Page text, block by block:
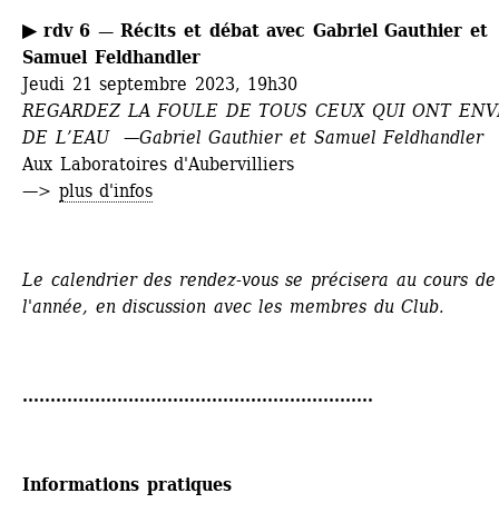
▶ rdv 6 — Récits et débat avec Gabriel Gauthier et
Samuel Feldhandler
Jeudi 21 septembre 2023, 19h30
REGARDEZ LA FOULE DE TOUS CEUX QUI ONT
DE L’EAU —Gabriel Gauthier et Samuel Feldhandler
Aux Laboratoires d'Aubervilliers
—> plus d'infos
Le calendrier des rendez-vous se précisera au cours de
l'année, en discussion avec les membres du Club.
...............................................................
Informations pratiques